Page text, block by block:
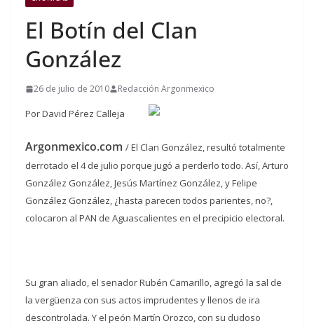
El Botín del Clan
González
26 de julio de 2010 Redacción Argonmexico
Por David Pérez Calleja
Argonmexico.com / El Clan González, resultó totalmente
derrotado el 4 de julio porque jugó a perderlo todo. Así, Arturo
González González, Jesús Martínez González, y Felipe
González González, ¿hasta parecen todos parientes, no?,
colocaron al PAN de Aguascalientes en el precipicio electoral.
Su gran aliado, el senador Rubén Camarillo, agregó la sal de
la vergüenza con sus actos imprudentes y llenos de ira
descontrolada. Y el peón Martín Orozco, con su dudoso